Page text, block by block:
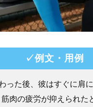
✓例文・用例
った後、彼はすぐに肩に
筋肉の疲労が抑えられた